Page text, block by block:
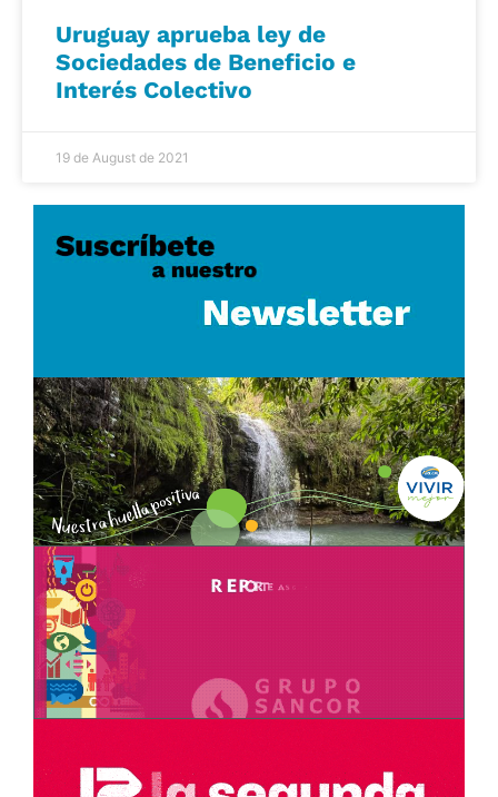
Uruguay aprueba ley de
Sociedades de Beneficio e
Interés Colectivo
19 de August de 2021